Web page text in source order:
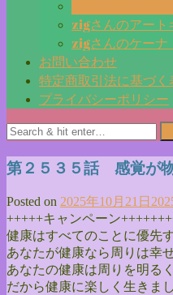
zigさんのアート
zigさんのケーナ
お問い合わせ
特定商取引法に基づく
プライバシーポリシー
第２５３５話 感覚が
Posted on 2025年10月21日
+++++キャンペーン
健康はすべてのことに優先
あなたが健康なら周りは幸
あなたの健康は周りを明る
だから健康に楽しく生きま